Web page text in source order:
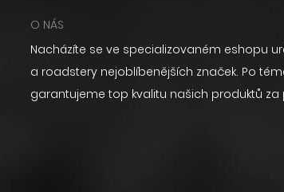
O NÁS
Nacházíte se ve specializovaném eshopu
a roadstery nejoblíbenějších značek. Po
garantujeme top kvalitu našich produktů za